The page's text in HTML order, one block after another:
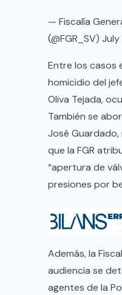
— Fiscalía
(@FGR_SV) July
Entre los casos
homicidio del
Oliva Tejada,
También se
José
que la FGR
“apertura de
presiones por
Además, la
audiencia se
agentes de la